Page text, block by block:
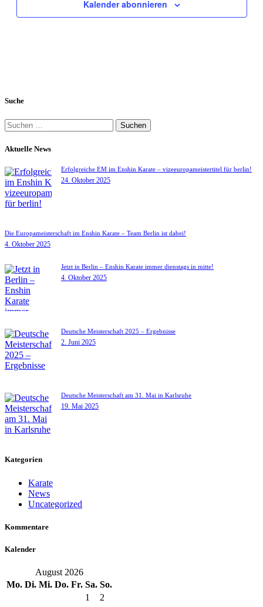
Kalender abonnieren
Suche
Suchen
nach:
Aktuelle News
Erfolgreiche EM im Enshin Karate – vizeeuropameistertitel für berlin!
24. Oktober 2025
Die Europameisterschaft im Enshin Karate – Team Berlin ist dabei!
4. Oktober 2025
Jetzt in Berlin – Enshin Karate immer dienstags in mitte!
4. Oktober 2025
Deutsche Meisterschaft 2025 – Ergebnisse
2. Juni 2025
Deutsche Meisterschaft am 31. Mai in Karlsruhe
19. Mai 2025
Kategorien
Karate
News
Uncategorized
Kommentare
Kalender
August 2026
Mo. Di. Mi. Do. Fr. Sa. So.
1
2